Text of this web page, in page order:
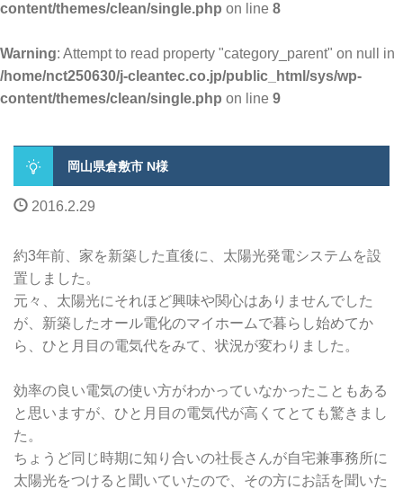
content/themes/clean/single.php on line 8
Warning: Attempt to read property "category_parent" on null in
/home/nct250630/j-cleantec.co.jp/public_html/sys/wp-
content/themes/clean/single.php on line 9
岡山県倉敷市 N様
2016.2.29
約3年前、家を新築した直後に、太陽光発電システムを設
置しました。
元々、太陽光にそれほど興味や関心はありませんでした
が、新築したオール電化のマイホームで暮らし始めてか
ら、ひと月目の電気代をみて、状況が変わりました。
効率の良い電気の使い方がわかっていなかったこともある
と思いますが、ひと月目の電気代が高くてとても驚きまし
た。
ちょうど同じ時期に知り合いの社長さんが自宅兼事務所に
太陽光をつけると聞いていたので、その方にお話を聞いた